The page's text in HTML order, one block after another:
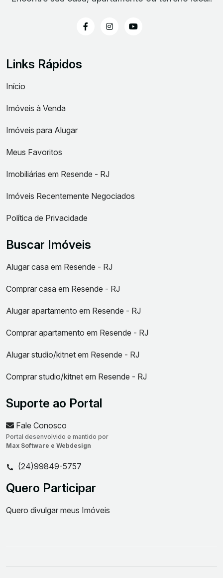
Links Rápidos
Início
Imóveis à Venda
Imóveis para Alugar
Meus Favoritos
Imobiliárias em Resende - RJ
Imóveis Recentemente Negociados
Política de Privacidade
Buscar Imóveis
Alugar casa em Resende - RJ
Comprar casa em Resende - RJ
Alugar apartamento em Resende - RJ
Comprar apartamento em Resende - RJ
Alugar studio/kitnet em Resende - RJ
Comprar studio/kitnet em Resende - RJ
Suporte ao Portal
Fale Conosco
Portal desenvolvido e mantido por
Max Software e Webdesign
(24)99849-5757
Quero Participar
Quero divulgar meus Imóveis